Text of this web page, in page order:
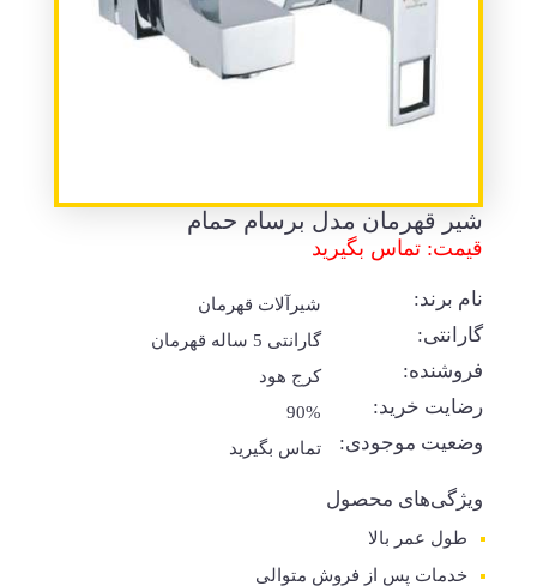
شیر قهرمان مدل برسام حمام
قیمت: تماس بگیرید
نام برند: شیرآلات قهرمان
گارانتی: گارانتی 5 ساله قهرمان
فروشنده: کرج هود
رضایت خرید: 90%
وضعیت موجودی: تماس بگیرید
ویژگی‌های محصول
طول عمر بالا
خدمات پس از فروش متوالی